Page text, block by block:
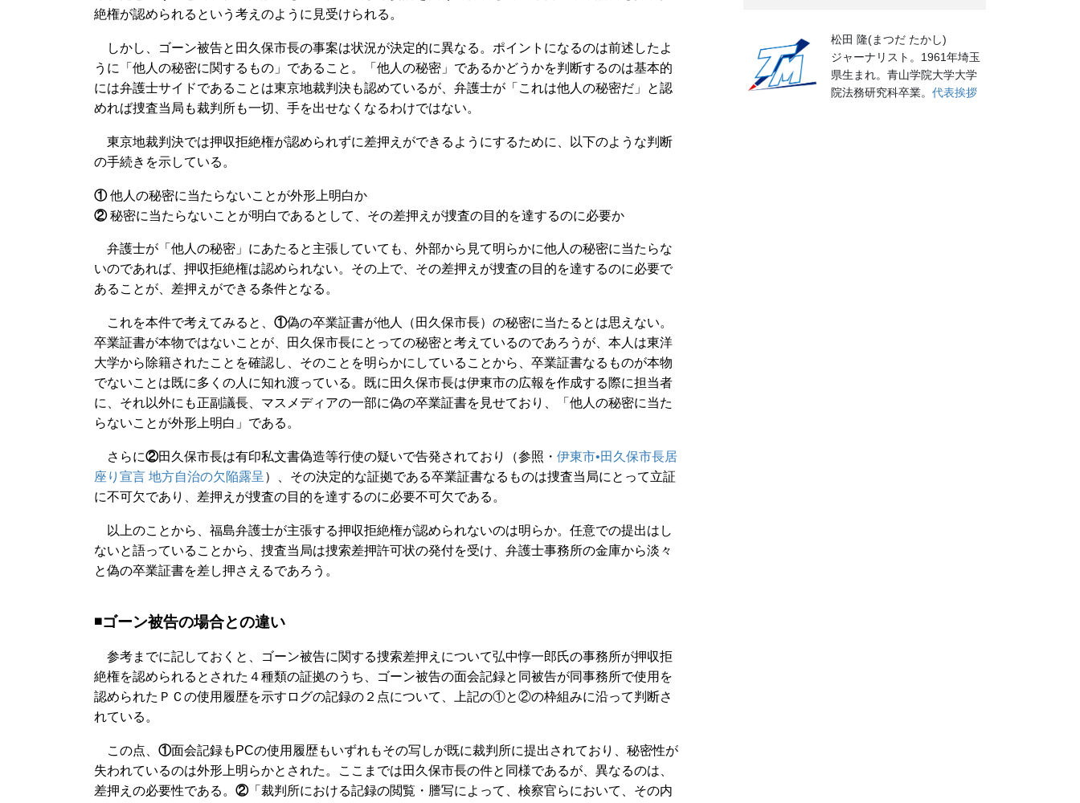
絶権が認められるという考えのように見受けられる。
しかし、ゴーン被告と田久保市長の事案は状況が決定的に異なる。ポイントになるのは前述したよ
うに「他人の秘密に関するもの」であること。「他人の秘密」であるかどうかを判断するのは基本的
には弁護士サイドであることは東京地裁判決も認めているが、弁護士が「これは他人の秘密だ」と認
めれば捜査当局も裁判所も一切、手を出せなくなるわけではない。
東京地裁判決では押収拒絶権が認められずに差押えができるようにするために、以下のような判断
の手続きを示している。
①他人の秘密に当たらないことが外形上明白か
②秘密に当たらないことが明白であるとして、その差押えが捜査の目的を達するのに必要か
弁護士が「他人の秘密」にあたると主張していても、外部から見て明らかに他人の秘密に当たらな
いのであれば、押収拒絶権は認められない。その上で、その差押えが捜査の目的を達するのに必要で
あることが、差押えができる条件となる。
これを本件で考えてみると、 ①偽の卒業証書が他人（田久保市長）の秘密に当たるとは思えない。
卒業証書が本物ではないことが、田久保市長にとっての秘密と考えているのであろうが、本人は東洋
大学から除籍されたことを確認し、そのことを明らかにしていることから、卒業証書なるものが本物
でないことは既に多くの人に知れ渡っている。既に田久保市長は伊東市の広報を作成する際に担当者
に、それ以外にも正副議長、マスメディアの一部に偽の卒業証書を見せており、「他人の秘密に当た
らないことが外形上明白」である。
さらに②田久保市長は有印私文書偽造等行使の疑いで告発されており（参照・ 伊東市•田久保市長居
座り宣言 地方自治の欠陥露呈 ）、その決定的な証拠である卒業証書なるものは捜査当局にとって立証
に不可欠であり、差押えが捜査の目的を達するのに必要不可欠である。
以上のことから、福島弁護士が主張する押収拒絶権が認められないのは明らか。任意での提出はし
ないと語っていることから、捜査当局は捜索差押許可状の発付を受け、弁護士事務所の金庫から淡々
と偽の卒業証書を差し押さえるであろう。
◾️ゴーン被告の場合との違い
参考までに記しておくと、ゴーン被告に関する捜索差押えについて弘中惇一郎氏の事務所が押収拒
絶権を認められるとされた４種類の証拠のうち、ゴーン被告の面会記録と同被告が同事務所で使用を
認められたＰＣの使用履歴を示すログの記録の２点について、上記の①と②の枠組みに沿って判断さ
れている。
この点、 ①面会記録もPCの使用履歴もいずれもその写しが既に裁判所に提出されており、秘密性が
失われているのは外形上明らかとされた。ここまでは田久保市長の件と同様であるが、異なるのは、
差押えの必要性である。 ②「裁判所における記録の閲覧・謄写によって、検察官らにおいて、その内
松田 隆(まつだ たかし)
ジャーナリスト。1961年埼玉
県生まれ。青山学院大学大学
院法務研究科卒業。代表挨拶